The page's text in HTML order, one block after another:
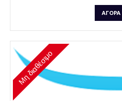
ΑΓΟΡΆ
Μη διαθέσιμο